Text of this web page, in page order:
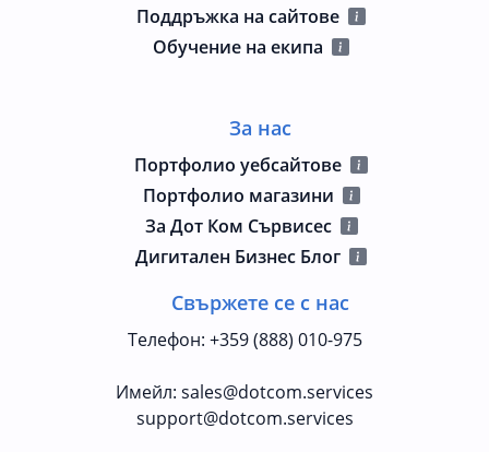
Поддръжка на сайтове
Обучение на екипа
За нас
Портфолио уебсайтове
Портфолио магазини
За Дот Ком Сървисес
Дигитален Бизнес Блог
Свържете се с нас
Телефон: +359 (888) 010-975
Имейл: sales@dotcom.services
support@dotcom.services